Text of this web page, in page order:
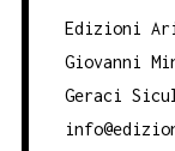
Edizioni
Giovanni
Geraci